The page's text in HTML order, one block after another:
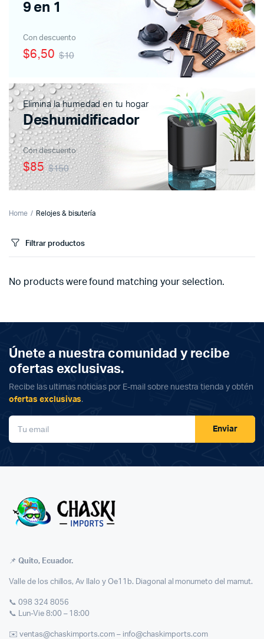
9 en 1
Con descuento
$10
$6,50
Elimina la humedad en tu hogar
Deshumidificador
Con descuento
$150
$85
Home Relojes & bisutería
Filtrar productos
No products were found matching your selection.
Únete a nuestra comunidad y recibe
ofertas exclusivas.
Recibe las ultimas noticias por E-mail sobre nuestra tienda y obtén
ofertas exclusivas.
Enviar
📌 Quito, Ecuador.
Valle de los chillos, Av Ilalo y Oe11b. Diagonal al monumeto del mamut.
📞 098 324 8056
📞 Lun-Vie 8:00 – 18:00
✉️ ventas@chaskimports.com – info@chaskimports.com